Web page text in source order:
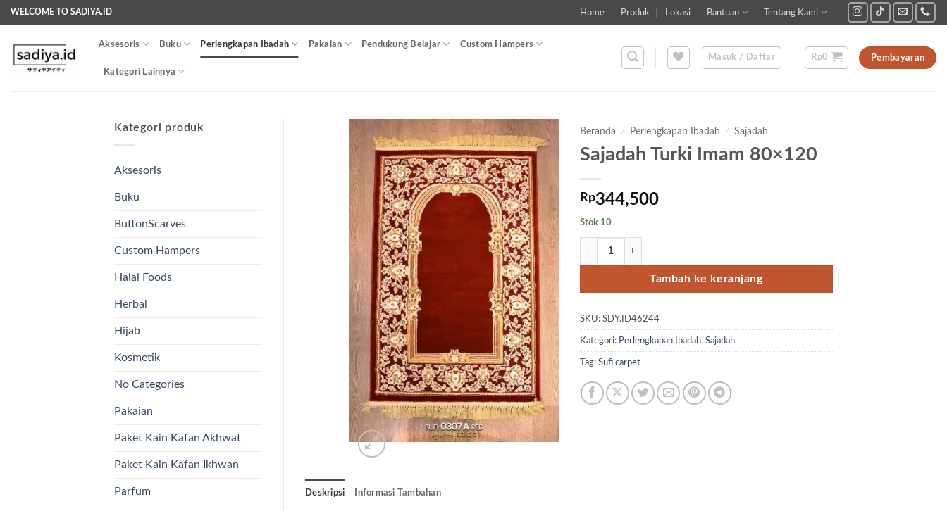
Skip
to
content
WELCOME TO SADIYA.ID Home Produk Lokasi Bantuan Tentang Kami
Aksesoris Buku Perlengkapan Ibadah Pakaian Pendukung Belajar Custom Hampers
Kategori Lainnya
Masuk / Daftar Rp0 Pembayaran
Kategori produk
Aksesoris
Buku
ButtonScarves
Custom Hampers
Halal Foods
Herbal
Hijab
Kosmetik
No Categories
Pakaian
Paket Kain Kafan Akhwat
Paket Kain Kafan Ikhwan
Parfum
Add to
wishlist
Beranda / Perlengkapan Ibadah / Sajadah
Sajadah Turki Imam 80×120
Rp344,500
Stok 10
Kuantitas Sajadah Turki Imam 80x120
Tambah ke keranjang
SKU: SDY.ID46244
Kategori: Perlengkapan Ibadah, Sajadah
Tag: Sufi carpet
Deskripsi Informasi Tambahan